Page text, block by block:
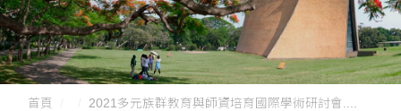
首頁 2021多元族群教育與師資培育國際學術研討會....